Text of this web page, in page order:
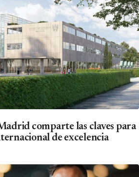
comparte las claves para
de excelencia